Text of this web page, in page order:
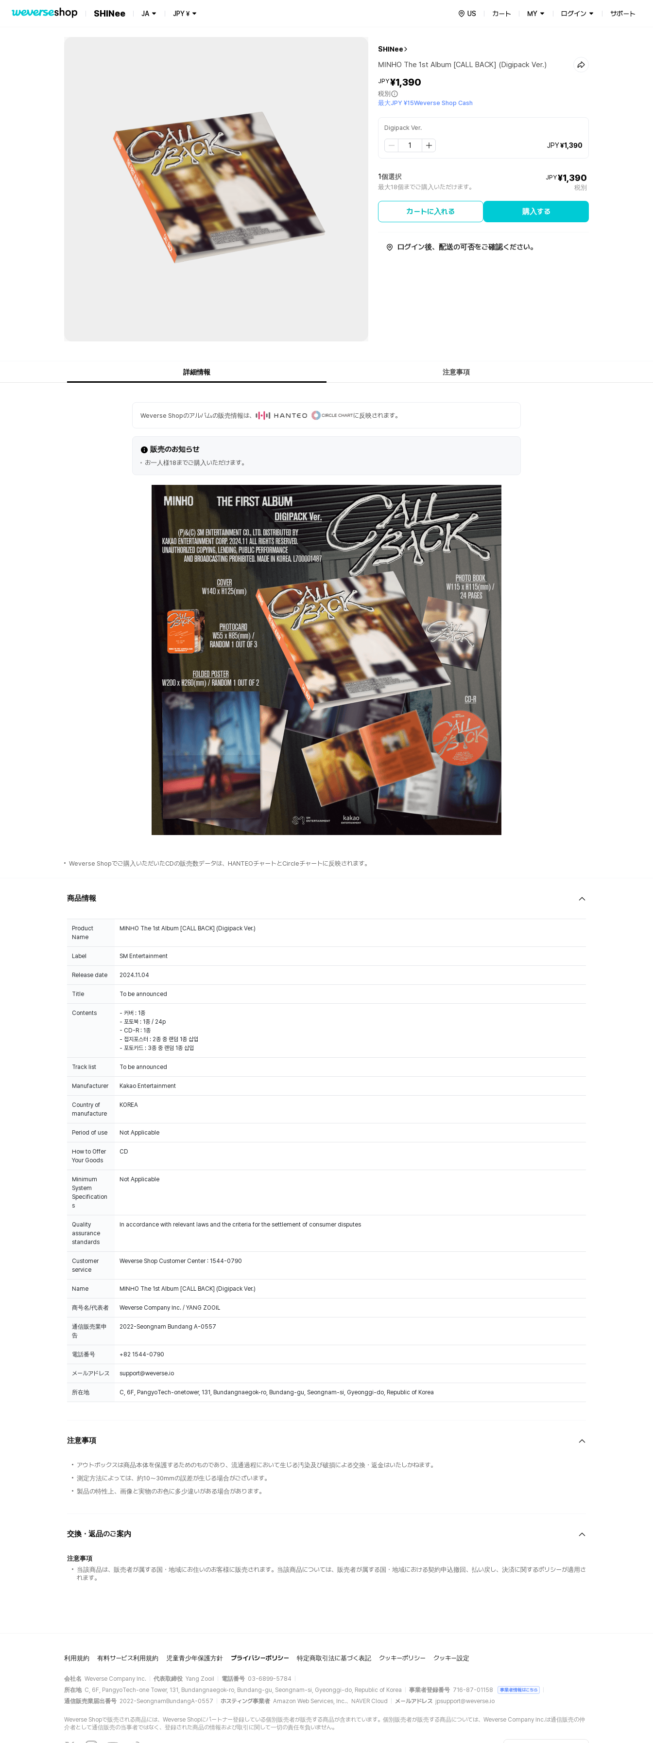
SHINee JA JPY¥ US カート MY ログイン サポート
SHINee
MINHO The 1st Album [CALL BACK] (Digipack Ver.)
JPY¥1,390
税別
最大JPY ¥15Weverse Shop Cash
Digipack Ver.
JPY¥1,390
1個選択
最大18個までご購入いただけます。
JPY¥1,390
税別
カートに入れる 購入する
ログイン後、配送の可否をご確認ください。
詳細情報 注意事項
Weverse Shopのアルバムの販売情報は、 に反映されます。
販売のお知らせ
お一人様18までご購入いただけます。
Weverse Shopでご購入いただいたCDの販売数データは、HANTEOチャートとCircleチャートに反映されます。
商品情報
Product
Name
MINHO The 1st Album [CALL BACK] (Digipack Ver.)
Label SM Entertainment
Release date 2024.11.04
Title To be announced
Contents
- 커버 : 1종
- 포토북 : 1종 / 24p
- CD-R : 1종
- 접지포스터 : 2종 중 랜덤 1종 삽입
- 포토카드 : 3종 중 랜덤 1종 삽입
Track list To be announced
Manufacturer Kakao Entertainment
Country of
manufacture
KOREA
Period of use Not Applicable
How to Offer
Your Goods
CD
Minimum
System
Specification
s
Not Applicable
Quality
assurance
standards
In accordance with relevant laws and the criteria for the settlement of consumer disputes
Customer
service
Weverse Shop Customer Center : 1544-0790
Name MINHO The 1st Album [CALL BACK] (Digipack Ver.)
商号名/代表者 Weverse Company Inc. / YANG ZOOIL
通信販売業申
告
2022-Seongnam Bundang A-0557
電話番号 +82 1544-0790
メールアドレス support@weverse.io
所在地 C, 6F, PangyoTech-onetower, 131, Bundangnaegok-ro, Bundang-gu, Seongnam-si, Gyeonggi-do, Republic of Korea
注意事項
アウトボックスは商品本体を保護するためのものであり、流通過程において生じる汚染及び破損による交換・返金はいたしかねます。
測定方法によっては、約10～30mmの誤差が生じる場合がございます。
製品の特性上、画像と実物のお色に多少違いがある場合があります。
交換・返品のご案内
注意事項
当該商品は、販売者が属する国・地域にお住いのお客様に販売されます。当該商品については、販売者が属する国・地域における契約申込撤回、払い戻し、決済に関するポリシーが適用さ
れます。
利用規約 有料サービス利用規約 児童青少年保護方針 プライバシーポリシー 特定商取引法に基づく表記 クッキーポリシー クッキー設定
会社名 Weverse Company Inc. 代表取締役 Yang Zooil 電話番号 03-6899-5784
所在地 C, 6F, PangyoTech-one Tower, 131, Bundangnaegok-ro, Bundang-gu, Seongnam-si, Gyeonggi-do, Republic of Korea 事業者登録番号 716-87-01158 事業者情報はこちら
通信販売業届出番号 2022-SeongnamBundangA-0557 ホスティング事業者 Amazon Web Services, Inc.、NAVER Cloud メールアドレス jpsupport@weverse.io
Weverse Shopで販売される商品には、Weverse Shopにパートナー登録している個別販売者が販売する商品が含まれています。個別販売者が販売する商品については、Weverse Company Inc.は通信販売の仲
介者として通信販売の当事者ではなく、登録された商品の情報および取引に関して一切の責任を負いません。